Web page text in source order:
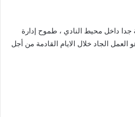
جدا داخل محيط النادي ، طموح إدارة
العمل الجاد خلال الايام القادمة من أجل